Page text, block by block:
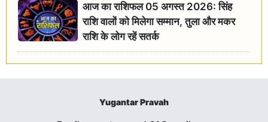
आज का राशिफल 05 अगस्त 2026: सिंह
राशि वालों को मिलेगा सम्मान, तुला और मकर
राशि के लोग रहें सतर्क
Yugantar Pravah